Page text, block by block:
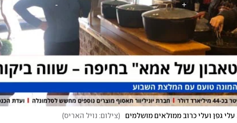
גפן ועלי כרוב ממולאים מושלמים (צילום: נויל האריס)